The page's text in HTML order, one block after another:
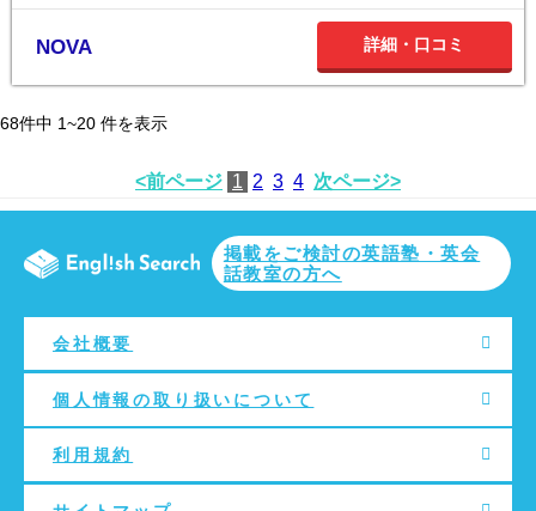
NOVA 詳細・口コミ
68件中 1~20 件を表示
<前ページ 1 2 3 4 次ページ>
掲載をご検討の英語塾・英会
話教室の方へ
会社概要
個人情報の取り扱いについて
利用規約